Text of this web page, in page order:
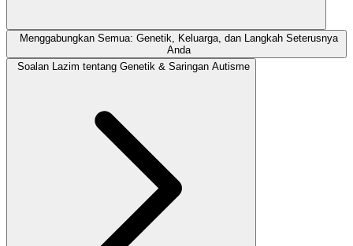
Menggabungkan Semua: Genetik, Keluarga, dan Langkah Seterusnya
Anda
Soalan Lazim tentang Genetik & Saringan Autisme